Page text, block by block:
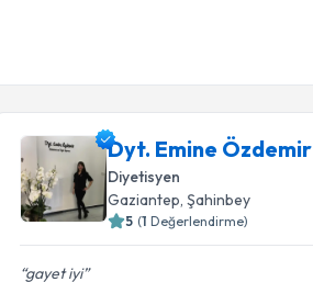
Dyt. Emine Özdemir
Diyetisyen
Gaziantep, Şahinbey
5 (1 Değerlendirme)
gayet iyi